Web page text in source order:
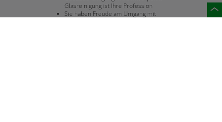
Glasreinigung ist Ihre Profession
Sie haben Freude am Umgang mit